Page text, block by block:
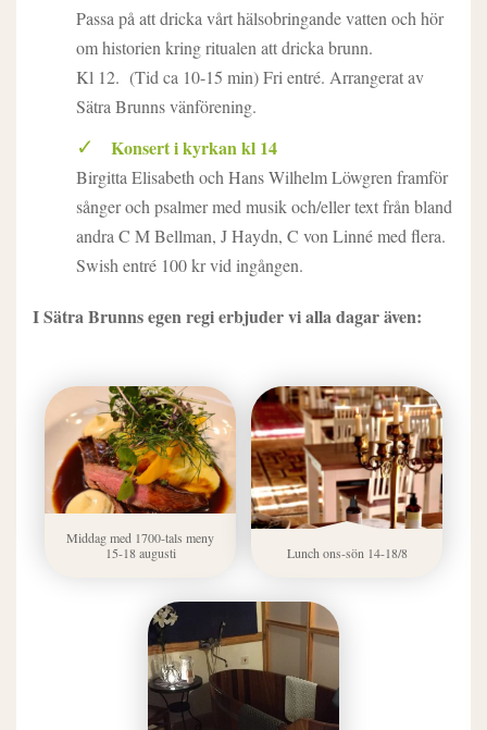
Passa på att dricka vårt hälsobringande vatten och hör
om historien kring ritualen att dricka brunn.
Kl 12. (Tid ca 10-15 min) Fri entré. Arrangerat av
Sätra Brunns vänförening.
Konsert i kyrkan kl 14
Birgitta Elisabeth och Hans Wilhelm Löwgren framför
sånger och psalmer med musik och/eller text från bland
andra C M Bellman, J Haydn, C von Linné med flera.
Swish entré 100 kr vid ingången.
I Sätra Brunns egen regi erbjuder vi alla dagar även:
Middag med 1700-tals meny
15-18 augusti
Lunch ons-sön 14-18/8